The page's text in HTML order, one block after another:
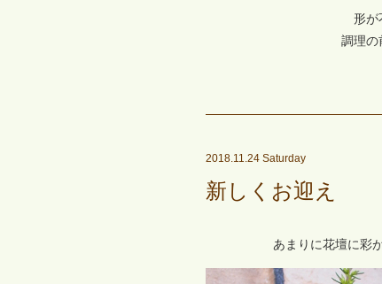
形が
調理の
2018.11.24 Saturday
新しくお迎え
あまりに花壇に彩